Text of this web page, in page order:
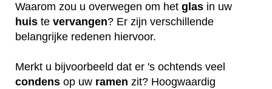
Waarom zou u overwegen om het glas in uw
huis te vervangen? Er zijn verschillende
belangrijke redenen hiervoor.
Merkt u bijvoorbeeld dat er 's ochtends veel
condens op uw ramen zit? Hoogwaardig